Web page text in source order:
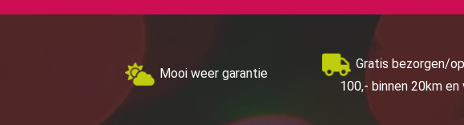
Mooi weer garantie
Gratis bezorgen/
100,- binnen 20km en